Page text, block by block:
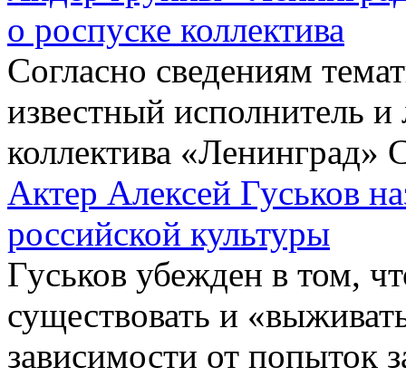
о роспуске коллектива
Согласно сведениям
известный исполнитель
коллектива
Актер Алексей Гуськов
российской культуры
Гуськов убежден в том,
существовать и
зависимости от попыток